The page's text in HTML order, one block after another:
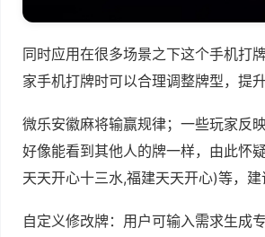
同时应用在很多场景之下这个手机打
家手机打牌时可以合理调整牌型，提
微乐安徽麻将输赢规律；一些玩家反
好像能看到其他人的牌一样，由此怀
天天开心十三水,福建天天开心)等，建
自定义修改牌：用户可输入需求生成